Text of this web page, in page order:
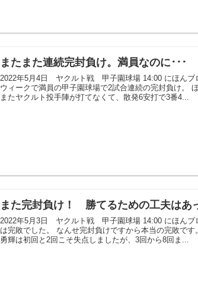
またまた連続完封負け。満員なのに･･･
2022年5月4日 ヤクルト戦 甲子園球場 14:00 にほんブ
ウィークで満員の甲子園球場で2試合連続の完封負け。
またヤクルト投手陣が打てなくて、散発6安打で3番4...
また完封負け！ 勝てるための工夫はあ
2022年5月3日 ヤクルト戦 甲子園球場 14:00 にほんブ
は完敗でした。 なんせ完封負けですから本当の完敗で
勇輝は初回と2回こそ失点しましたが、3回から8回ま...